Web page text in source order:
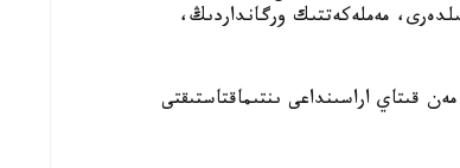
مەملەكەتتىك ورگانداردىڭ،
قىتاي اراسىنداعى ىنتىماقتاستىقتى